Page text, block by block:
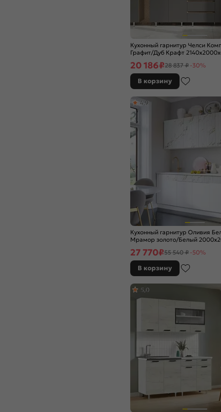
Кухонный гарнитур Челси
Графит/Дуб Крафт
20 186₽28 837 ₽ -30%
В корзину
Кухонный гарнитур Оливия
Мрамор золото/Белый
4,9
27 770₽55 540 ₽ -50%
В корзину
5,0